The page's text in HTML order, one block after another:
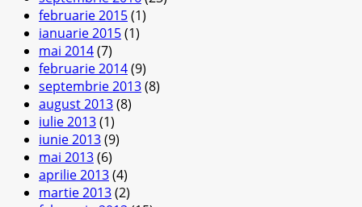
februarie 2015(1)
ianuarie 2015(1)
mai 2014(7)
februarie 2014(9)
septembrie 2013(8)
august 2013(8)
iulie 2013(1)
iunie 2013(9)
mai 2013(6)
aprilie 2013(4)
martie 2013(2)